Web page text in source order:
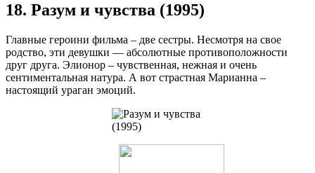
18. Разум и чувства (1995)
Главные героини фильма – две сестры. Несмотря на свое
родство, эти девушки — абсолютные противоположности
друг друга. Элионор – чувственная, нежная и очень
сентиментальная натура. А вот страстная Марианна –
настоящий ураган эмоций.